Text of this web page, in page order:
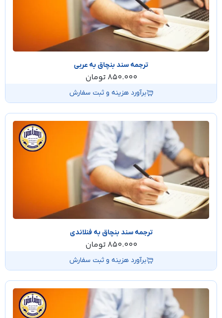
ترجمه سند بنچاق به عربی
850.000 تومان
برآورد هزینه و ثبت سفارش
ترجمه سند بنچاق به فنلاندی
850.000 تومان
برآورد هزینه و ثبت سفارش